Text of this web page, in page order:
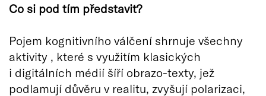
Co si pod tím představit?
Pojem kognitivního válčení shrnuje všechny
aktivity , které s využitím klasických
i digitálních médií šíří obrazo-texty, jež
podlamují důvěru v realitu, zvyšují polarizaci,